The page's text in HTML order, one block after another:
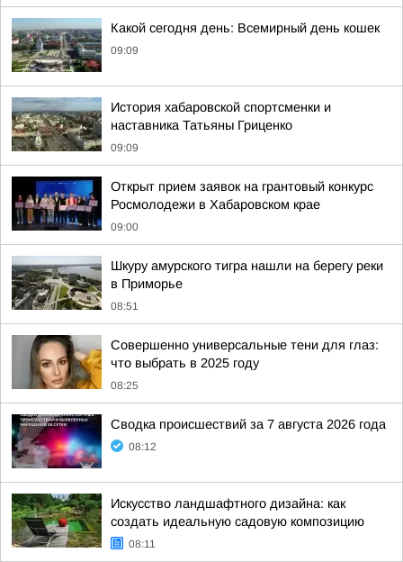
Какой сегодня день: Всемирный день кошек
09:09
История хабаровской спортсменки и
наставника Татьяны Гриценко
09:09
Открыт прием заявок на грантовый конкурс
Росмолодежи в Хабаровском крае
09:00
Шкуру амурского тигра нашли на берегу реки
в Приморье
08:51
Совершенно универсальные тени для глаз:
что выбрать в 2025 году
08:25
Сводка происшествий за 7 августа 2026 года
08:12
Искусство ландшафтного дизайна: как
создать идеальную садовую композицию
08:11